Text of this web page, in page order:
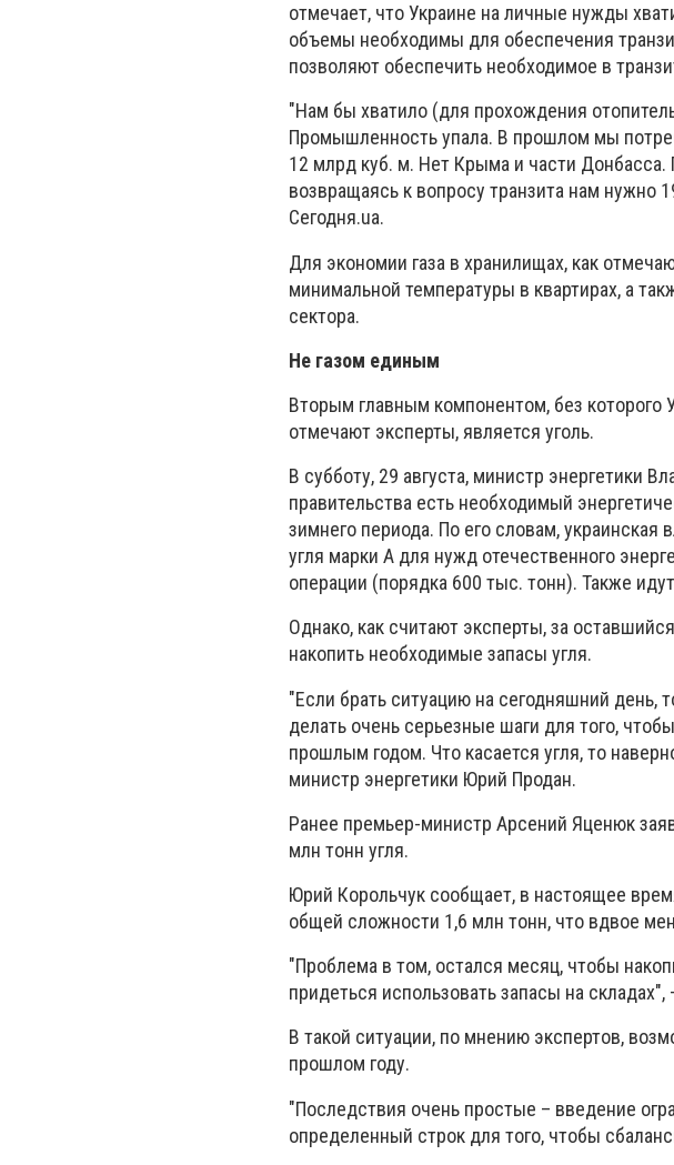
отмечает, что Украине на личные нужды
объемы необходимы для обеспечения
позволяют обеспечить необходимое в
"Нам бы хватило (для прохождения
Промышленность упала. В прошлом мы
12 млрд куб. м. Нет Крыма и части
возвращаясь к вопросу транзита нам нужно
Сегодня.ua.
Для экономии газа в хранилищах, как
минимальной температуры в квартирах, а
сектора.
Не газом единым
Вторым главным компонентом, без которого
отмечают эксперты, является уголь.
В субботу, 29 августа, министр энергетики
правительства есть необходимый
зимнего периода. По его словам,
угля марки А для нужд отечественного
операции (порядка 600 тыс. тонн). Также
Однако, как считают эксперты, за
накопить необходимые запасы угля.
"Если брать ситуацию на сегодняшний день,
делать очень серьезные шаги для того,
прошлым годом. Что касается угля, то
министр энергетики Юрий Продан.
Ранее премьер-министр Арсений Яценюк
млн тонн угля.
Юрий Корольчук сообщает, в настоящее
общей сложности 1,6 млн тонн, что вдвое
"Проблема в том, остался месяц, чтобы
придеться использовать запасы на складах",
В такой ситуации, по мнению экспертов,
прошлом году.
"Последствия очень простые – введение
определенный строк для того, чтобы